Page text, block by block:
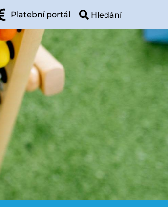
Platební portál